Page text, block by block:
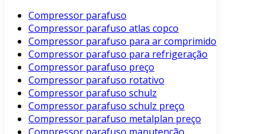
Compressor parafuso
Compressor parafuso atlas copco
Compressor parafuso para ar comprimido
Compressor parafuso para refrigeração
Compressor parafuso preço
Compressor parafuso rotativo
Compressor parafuso schulz
Compressor parafuso schulz preço
Compressor parafuso metalplan preço